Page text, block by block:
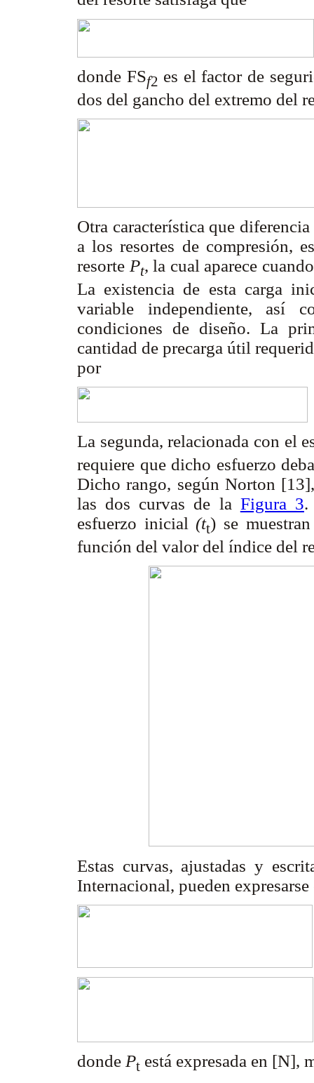
donde FSf2 es el factor de
dos del gancho del extremo del
Otra característica que
a los resortes de compresión,
resorte Pt, la cual aparece
La existencia de esta carga
variable independiente, así
condiciones de diseño. La
cantidad de precarga útil
por
La segunda, relacionada con el
requiere que dicho esfuerzo
Dicho rango, según Norton
las dos curvas de la Figura 3.
esfuerzo inicial(tt) se
función del valor del índice del
Estas curvas, ajustadas y
Internacional, pueden
donde Pt está expresada en [N],